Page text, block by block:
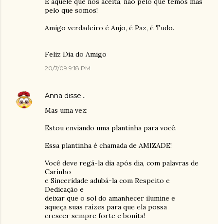
pelo que somos!
Amigo verdadeiro é Anjo, é Paz, é Tudo.
Feliz Dia do Amigo
20/7/09 9:18 PM
Anna disse…
Mas uma vez:
Estou enviando uma plantinha para você.
Essa plantinha é chamada de AMIZADE!
Você deve regá-la dia após dia, com palavras de
Carinho
e Sinceridade adubá-la com Respeito e
Dedicação e
deixar que o sol do amanhecer ilumine e
aqueça suas raízes para que ela possa
crescer sempre forte e bonita!